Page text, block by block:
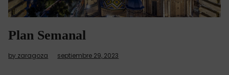
Plan Semanal
by zaragoza septiembre 29, 2023